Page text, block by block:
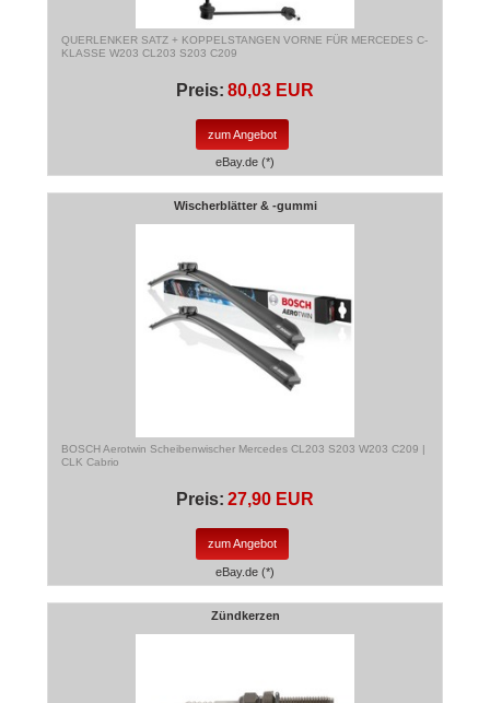
QUERLENKER SATZ + KOPPELSTANGEN VORNE FÜR MERCEDES C-
KLASSE W203 CL203 S203 C209
Preis: 80,03 EUR
zum Angebot
eBay.de (*)
Wischerblätter & -gummi
BOSCH Aerotwin Scheibenwischer Mercedes CL203 S203 W203 C209 |
CLK Cabrio
Preis: 27,90 EUR
zum Angebot
eBay.de (*)
Zündkerzen